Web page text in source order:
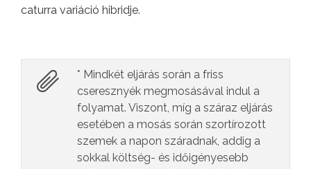
caturra variáció hibridje.
* Mindkét eljárás során a friss
cseresznyék megmosásával indul a
folyamat. Viszont, míg a száraz eljárás
esetében a mosás során szortírozott
szemek a napon száradnak, addig a
sokkal költség- és időigényesebb